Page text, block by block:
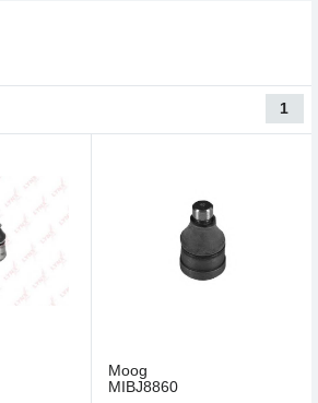
1
Moog
MIBJ8860